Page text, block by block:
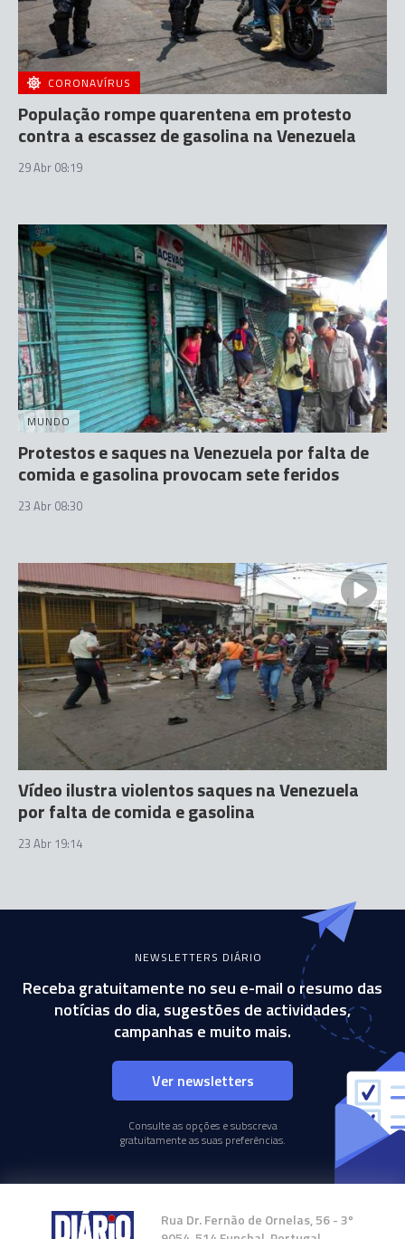
CORONAVÍRUS
População rompe quarentena em protesto
contra a escassez de gasolina na Venezuela
29 Abr 08:19
MUNDO
Protestos e saques na Venezuela por falta de
comida e gasolina provocam sete feridos
23 Abr 08:30
Vídeo ilustra violentos saques na Venezuela
por falta de comida e gasolina
23 Abr 19:14
NEWSLETTERS DIÁRIO
Receba gratuitamente no seu e-mail o resumo das
notícias do dia, sugestões de actividades,
campanhas e muito mais.
Ver newsletters
Consulte as opções e subscreva
gratuitamente as suas preferências.
Rua Dr. Fernão de Ornelas, 56 - 3º